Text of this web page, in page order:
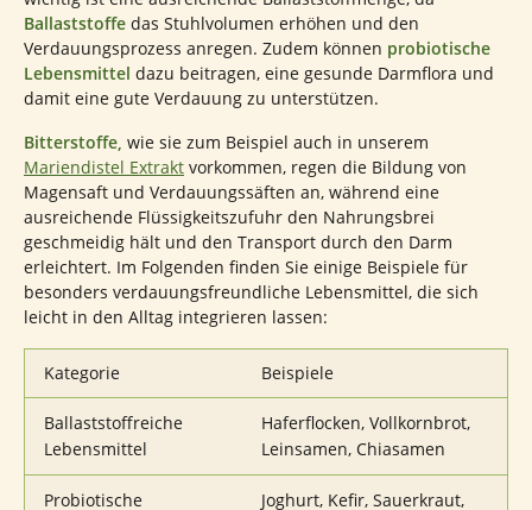
Ballaststoffe das Stuhlvolumen erhöhen und den
Verdauungsprozess anregen. Zudem können probiotische
Lebensmittel dazu beitragen, eine gesunde Darmflora und
damit eine gute Verdauung zu unterstützen.
Bitterstoffe, wie sie zum Beispiel auch in unserem
Mariendistel Extrakt vorkommen, regen die Bildung von
Magensaft und Verdauungssäften an, während eine
ausreichende Flüssigkeitszufuhr den Nahrungsbrei
geschmeidig hält und den Transport durch den Darm
erleichtert. Im Folgenden finden Sie einige Beispiele für
besonders verdauungsfreundliche Lebensmittel, die sich
leicht in den Alltag integrieren lassen:
Kategorie Beispiele
Ballaststoffreiche
Lebensmittel
Haferflocken, Vollkornbrot,
Leinsamen, Chiasamen
Probiotische Joghurt, Kefir, Sauerkraut,